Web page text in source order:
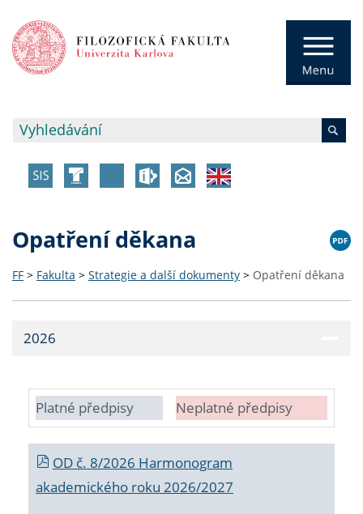
Opatření děkana
FF > Fakulta > Strategie a další dokumenty > Opatření děkana
2026
Platné předpisy Neplatné předpisy
OD č. 8/2026 Harmonogram
akademického roku 2026/2027